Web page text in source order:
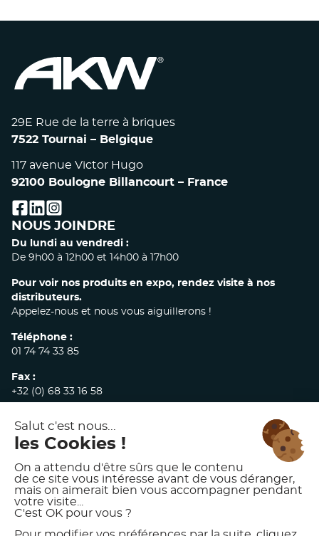
29E Rue de la terre à briques
7522 Tournai – Belgique
117 avenue Victor Hugo
92100 Boulogne Billancourt – France
facebook
linkedin
instagram
NOUS JOINDRE
Du lundi au vendredi :
De 9h00 à 12h00 et 14h00 à 17h00
Pour voir nos produits en expo, rendez visite à nos
distributeurs.
Appelez-nous et nous vous aiguillerons !
Téléphone :
01 74 74 33 85
Fax :
+32 (0) 68 33 16 58
commandes@akw-medicare.com
© 2026 AKW INTERNATIONAL
MENTIONS LÉGALES
POLITIQUE DE CONFIDENTIALITÉ